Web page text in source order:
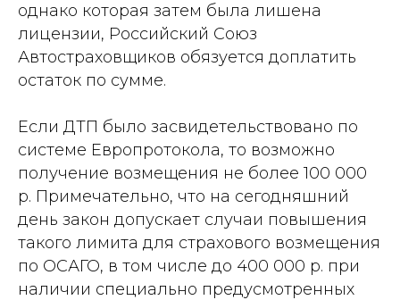
однако которая затем была лишена
лицензии, Российский Союз
Автостраховщиков обязуется доплатить
остаток по сумме.
Если ДТП было засвидетельствовано по
системе Европротокола, то возможно
получение возмещения не более 100 000
р. Примечательно, что на сегодняшний
день закон допускает случаи повышения
такого лимита для страхового возмещения
по ОСАГО, в том числе до 400 000 р. при
наличии специально предусмотренных